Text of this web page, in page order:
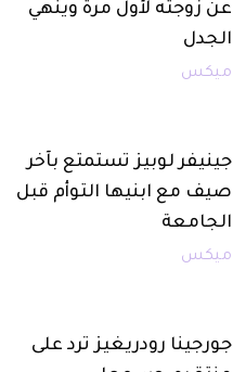
عن زوجته لأول مرة وينهي
الجدل
ميكس
جينيفر لوبيز تستمتع بآخر
صيف مع ابنيها التوأم قبل
الجامعة
ميكس
جورجينا رودريغيز ترد على